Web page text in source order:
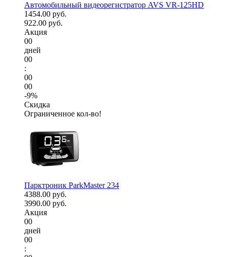
Автомобильный видеорегистратор AVS VR-125HD
1454.00 руб.
922.00 руб.
Акция
00
дней
00
:
00
00
-9%
Скидка
Ограниченное кол-во!
Парктроник ParkMaster 234
4388.00 руб.
3990.00 руб.
Акция
00
дней
00
: